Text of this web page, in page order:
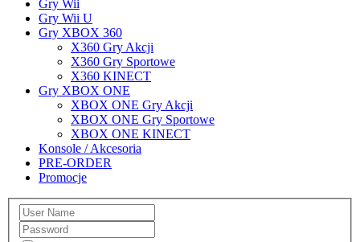
Gry Wii
Gry Wii U
Gry XBOX 360
X360 Gry Akcji
X360 Gry Sportowe
X360 KINECT
Gry XBOX ONE
XBOX ONE Gry Akcji
XBOX ONE Gry Sportowe
XBOX ONE KINECT
Konsole / Akcesoria
PRE-ORDER
Promocje